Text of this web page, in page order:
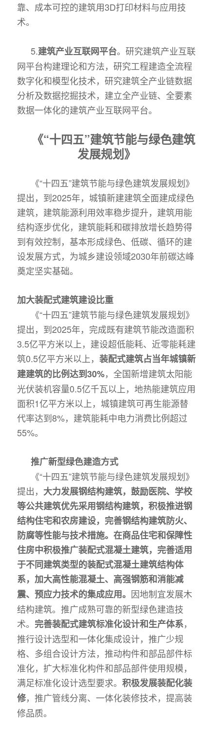
靠、成本可控的建筑用3D打印材料与应用技
术。
5.建筑产业互联网平台。研究建筑产业互联
网平台构建理论和方法，研究工程建造全流程
数字化和模型化技术，研究建筑全产业链数据
分析及数据挖掘技术，建立全产业链、全要素
数据一体化的建筑产业互联网平台。
《“十四五”建筑节能与绿色建筑
发展规划》
《“十四五”建筑节能与绿色建筑发展规划》
提出，到2025年，城镇新建建筑全面建成绿色
建筑，建筑能源利用效率稳步提升，建筑用能
结构逐步优化，建筑能耗和碳排放增长趋势得
到有效控制，基本形成绿色、低碳、循环的建
设发展方式，为城乡建设领域2030年前碳达峰
奠定坚实基础。
加大装配式建筑建设比重
《“十四五”建筑节能与绿色建筑发展规划》
提出，到2025年，完成既有建筑节能改造面积
3.5亿平方米以上，建设超低能耗、近零能耗建
筑0.5亿平方米以上， 装配式建筑占当年城镇新
建建筑的比例达到30%，全国新增建筑太阳能
光伏装机容量0.5亿千瓦以上，地热能建筑应用
面积1亿平方米以上，城镇建筑可再生能源替
代率达到8%，建筑能耗中电力消费比例超过
55%。
推广新型绿色建造方式
《“十四五”建筑节能与绿色建筑发展规划》
提出， 大力发展钢结构建筑，鼓励医院、学校
等公共建筑优先采用钢结构建筑，积极推进钢
结构住宅和农房建设，完善钢结构建筑防火、
防腐等性能与技术措施。在商品住宅和保障性
住房中积极推广装配式混凝土建筑，完善适用
于不同建筑类型的装配式混凝土建筑结构体
系，加大高性能混凝土、高强钢筋和消能减
震、预应力技术的集成应用。 因地制宜发展木
结构建筑。推广成熟可靠的新型绿色建造技
术。 完善装配式建筑标准化设计和生产体系，
推行设计选型和一体化集成设计，推广少规
格、多组合设计方法，推动构件和部品部件标
准化，扩大标准化构件和部品部件使用规模，
满足标准化设计选型要求。 积极发展装配化装
修，推广管线分离、一体化装修技术，提高装
修品质。